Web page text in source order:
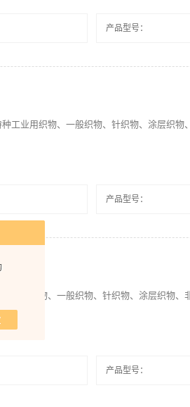
产品型号：
工业用织物、一般织物、针织物、涂层织物
产品型号：
工业用织物、一般织物、针织物、涂层织物
产品型号：